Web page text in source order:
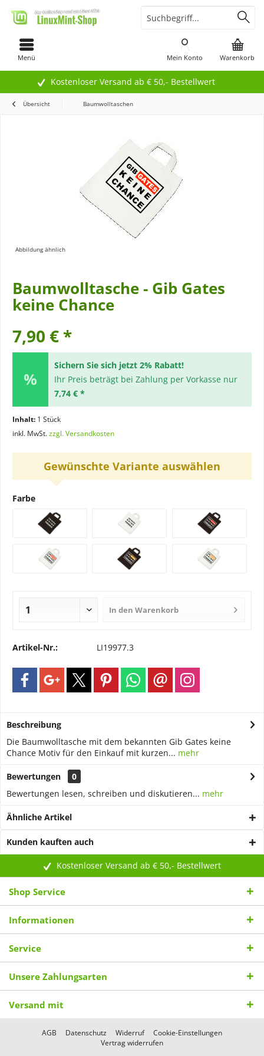
Kostenloser Versand ab € 50,- Bestellwert
Menü Warenkorb
Mein Konto
Übersicht Baumwolltaschen
Abbildung ähnlich
Baumwolltasche - Gib Gates
keine Chance
7,90 € *
Sichern Sie sich jetzt 2% Rabatt!
Ihr Preis beträgt bei Zahlung per Vorkasse nur
7,74 € *
Inhalt: 1 Stück
inkl. MwSt.zzgl. Versandkosten
Gewünschte Variante auswählen
Farbe
In den Warenkorb
Artikel-Nr.: LI19977.3
Beschreibung
Die Baumwolltasche mit dem bekannten Gib Gates keine
Chance Motiv für den Einkauf mit kurzen... mehr
Bewertungen
0
Bewertungen lesen, schreiben und diskutieren... mehr
Ähnliche Artikel
Kunden kauften auch
Kostenloser Versand ab € 50,- Bestellwert
Shop Service
Informationen
Service
Unsere Zahlungsarten
Versand mit
AGB Datenschutz Widerruf
Cookie-Einstellungen
Vertrag widerrufen